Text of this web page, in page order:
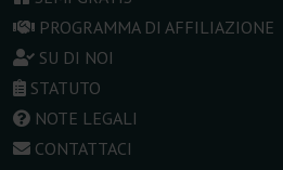
PROGRAMMA DI AFFILIAZIONE
SU DI NOI
STATUTO
NOTE LEGALI
CONTATTACI